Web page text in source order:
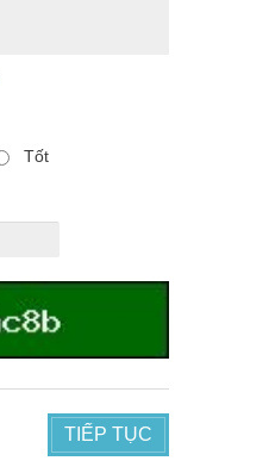
Tốt
TIẾP TỤC